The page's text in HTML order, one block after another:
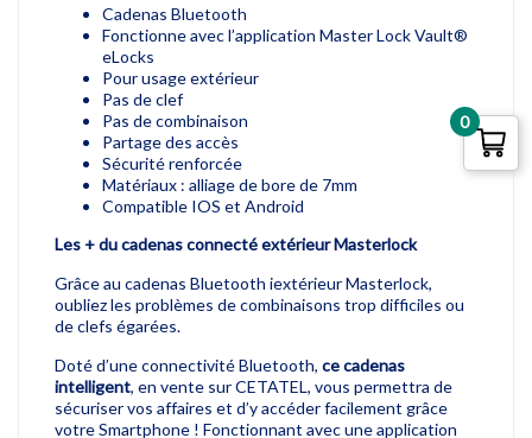
Cadenas Bluetooth
Fonctionne avec l’application Master Lock Vault®
eLocks
Pour usage extérieur
Pas de clef
Pas de combinaison
Partage des accès
Sécurité renforcée
Matériaux : alliage de bore de 7mm
Compatible IOS et Android
Les + du cadenas connecté extérieur Masterlock
Grâce au cadenas Bluetooth iextérieur Masterlock,
oubliez les problèmes de combinaisons trop difficiles ou
de clefs égarées.
Doté d’une connectivité Bluetooth, ce cadenas
intelligent, en vente sur CETATEL, vous permettra de
sécuriser vos affaires et d’y accéder facilement grâce
votre Smartphone ! Fonctionnant avec une application
0